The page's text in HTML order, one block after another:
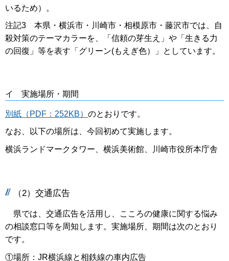
いるため）。
注記3 本県・横浜市・川崎市・相模原市・藤沢市では、自
殺対策のテーマカラーを、「信頼の芽生え」や「生きる力
の回復」等を表す「グリーン(もえぎ色）」としています。
イ 実施場所・期間
別紙（PDF：252KB） のとおりです。
なお、以下の場所は、今回初めて実施します。
横浜ランドマークタワー、横浜美術館、川崎市役所本庁舎
（2）交通広告
県では、交通広告を活用し、こころの健康に関する悩み
の相談窓口等を周知します。実施場所、期間は次のとおり
です。
①場所：JR横浜線と相鉄線の車内広告